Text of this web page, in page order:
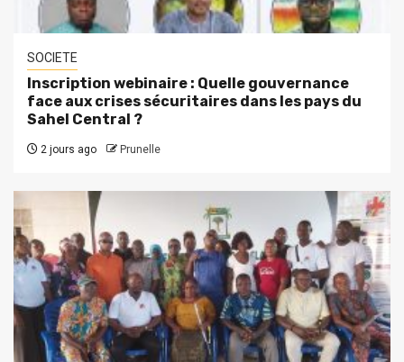
SOCIETE
Inscription webinaire : Quelle gouvernance
face aux crises sécuritaires dans les pays du
Sahel Central ?
2 jours ago Prunelle